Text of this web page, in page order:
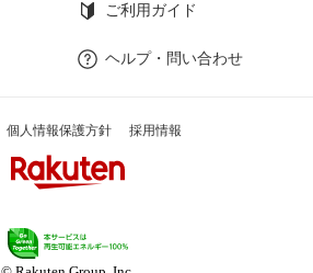
ご利用ガイド
ヘルプ・問い合わせ
個人情報保護方針 採用情報